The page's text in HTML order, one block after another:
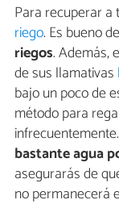
Para recuperar a
riego. Es bueno
riegos. Además,
de sus llamativas
bajo un poco de
método para
bastante agua
asegurarás de
no permanecerá